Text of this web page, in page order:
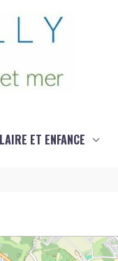
ET ENFANCE